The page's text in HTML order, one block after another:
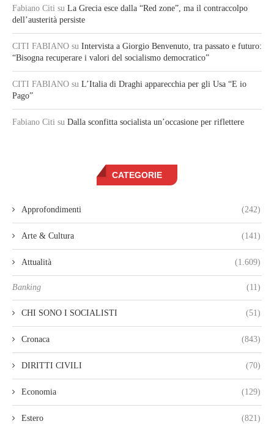
Fabiano Citi su La Grecia esce dalla “Red zone”, ma il contraccolpo
dell’austerità persiste
CITI FABIANO su Intervista a Giorgio Benvenuto, tra passato e futuro:
“Bisogna recuperare i valori del socialismo democratico”
CITI FABIANO su L’Italia di Draghi apparecchia per gli Usa “E io
Pago”
Fabiano Citi su Dalla sconfitta socialista un’occasione per riflettere
CATEGORIE
Approfondimenti (242)
Arte & Cultura (141)
Attualità (1.609)
Banking (11)
CHI SONO I SOCIALISTI (51)
Cronaca (843)
DIRITTI CIVILI (70)
Economia (129)
Estero (821)